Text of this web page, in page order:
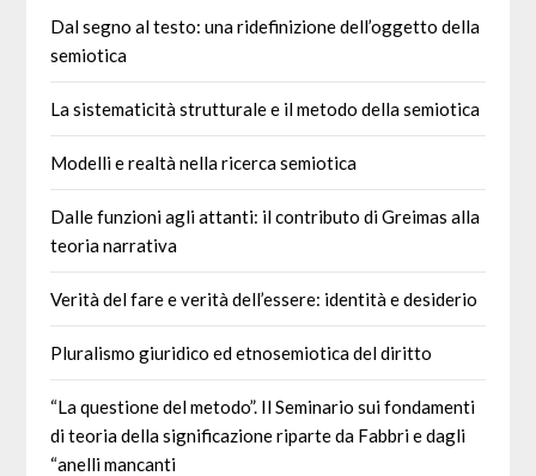
Dal segno al testo: una ridefinizione dell’oggetto della
semiotica
La sistematicità strutturale e il metodo della semiotica
Modelli e realtà nella ricerca semiotica
Dalle funzioni agli attanti: il contributo di Greimas alla
teoria narrativa
Verità del fare e verità dell’essere: identità e desiderio
Pluralismo giuridico ed etnosemiotica del diritto
“La questione del metodo”. Il Seminario sui fondamenti
di teoria della significazione riparte da Fabbri e dagli
“anelli mancanti